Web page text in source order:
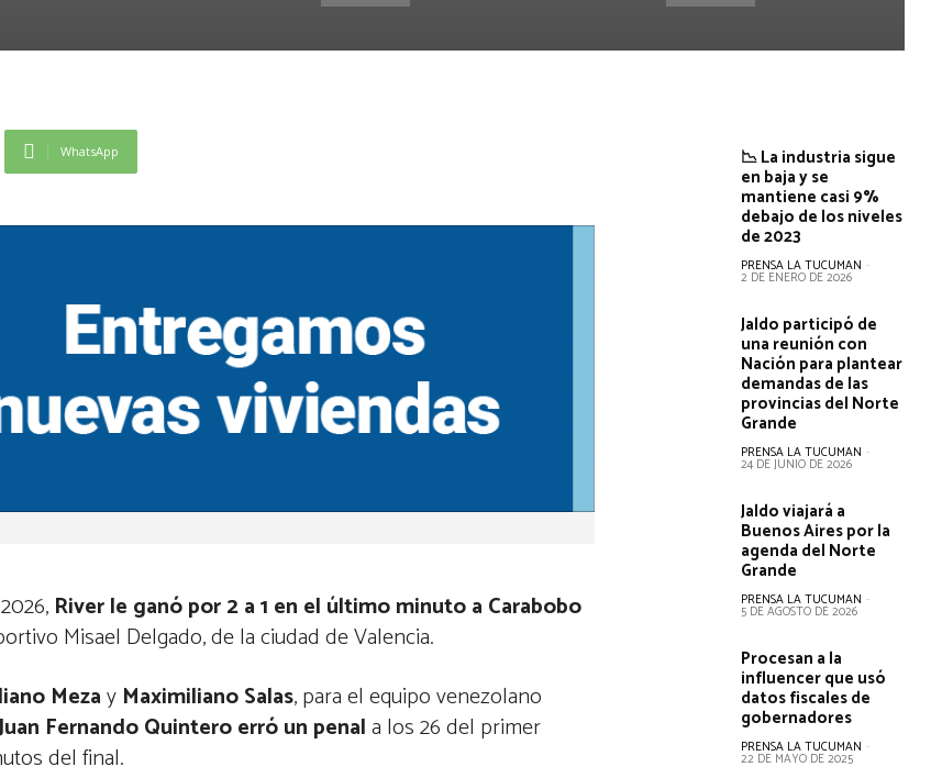
WhatsApp
River le ganó por 2 a 1 en el último minuto a Carabobo
Misael Delgado, de la ciudad de Valencia.
Mezay Maximiliano Salas, para el equipo venezolano
Fernando Quintero erró un penala los 26 del primer
del final.
📉 La industria sigue
en baja y se
mantiene casi 9%
debajo de los niveles
de 2023
PRENSA LA TUCUMAN -
2 DE ENERO DE 2026
Jaldo participó de
una reunión con
Nación para plantear
demandas de las
provincias del Norte
Grande
PRENSA LA TUCUMAN -
24 DE JUNIO DE 2026
Jaldo viajará a
Buenos Aires por la
agenda del Norte
Grande
PRENSA LA TUCUMAN -
5 DE AGOSTO DE 2026
Procesan a la
influencer que usó
datos fiscales de
gobernadores
PRENSA LA TUCUMAN -
22 DE MAYO DE 2025